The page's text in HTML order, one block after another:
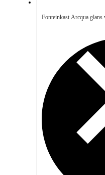
Fonteinkast Arcqua